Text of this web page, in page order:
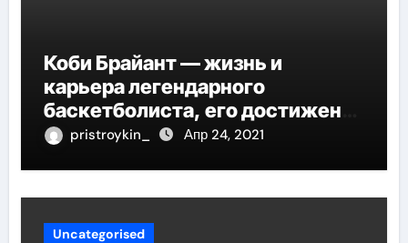
Коби Брайант — жизнь и
карьера легендарного
баскетболиста, его достижения
и наследие
pristroykin_ Апр 24, 2021
Uncategorised